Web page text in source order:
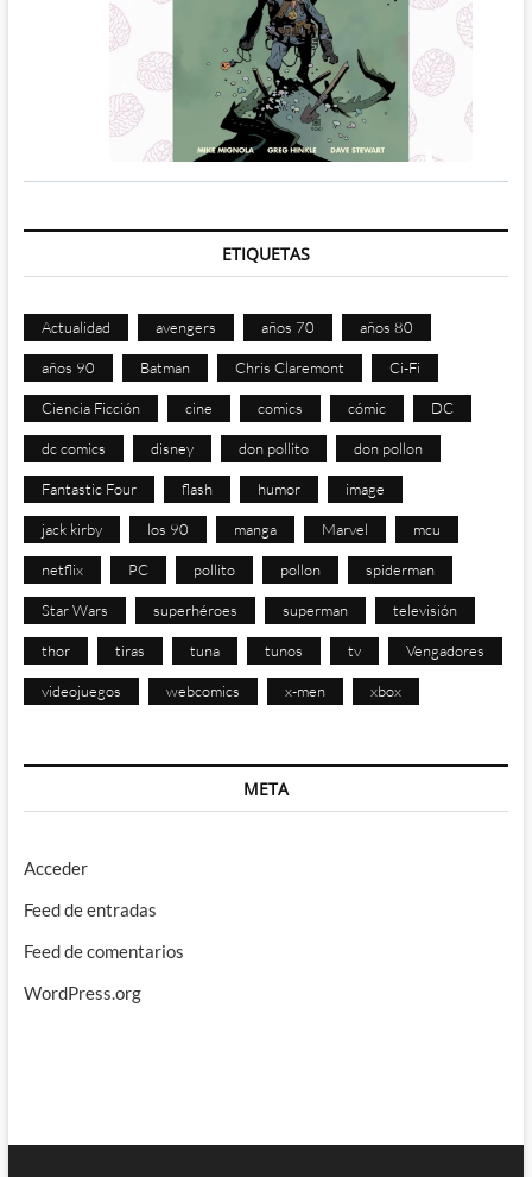
ETIQUETAS
Actualidad avengers años 70 años 80
años 90 Batman Chris Claremont Ci-Fi
Ciencia Ficción cine comics cómic DC
dc comics disney don pollito don pollon
Fantastic Four flash humor image
jack kirby los 90 manga Marvel mcu
netflix PC pollito pollon spiderman
Star Wars superhéroes superman televisión
thor tiras tuna tunos tv Vengadores
videojuegos webcomics x-men xbox
META
Acceder
Feed de entradas
Feed de comentarios
WordPress.org